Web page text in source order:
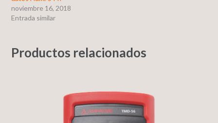
noviembre 16, 2018
Entrada similar
Productos relacionados